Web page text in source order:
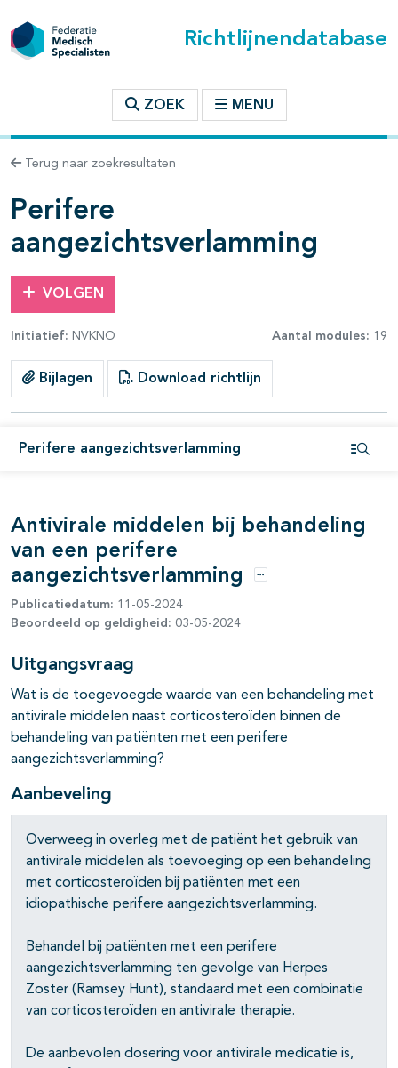
Richtlijnendatabase
ZOEK MENU
Terug naar zoekresultaten
Perifere
aangezichtsverlamming
VOLGEN
Initiatief: NVKNO Aantal modules: 19
Bijlagen Download richtlijn
Perifere aangezichtsverlamming
binnen deze richtlijn
open- en dichtklappen
Antivirale middelen bij behandeling
van een perifere
aangezichtsverlamming
Opties
Publicatiedatum: 11-05-2024
Beoordeeld op geldigheid: 03-05-2024
Uitgangsvraag
Wat is de toegevoegde waarde van een behandeling met
antivirale middelen naast corticosteroïden binnen de
behandeling van patiënten met een perifere
aangezichtsverlamming?
Aanbeveling
Overweeg in overleg met de patiënt het gebruik van
antivirale middelen als toevoeging op een behandeling
met corticosteroïden bij patiënten met een
idiopathische perifere aangezichtsverlamming.
Behandel bij patiënten met een perifere
aangezichtsverlamming ten gevolge van Herpes
Zoster (Ramsey Hunt), standaard met een combinatie
van corticosteroïden en antivirale therapie.
De aanbevolen dosering voor antivirale medicatie is,